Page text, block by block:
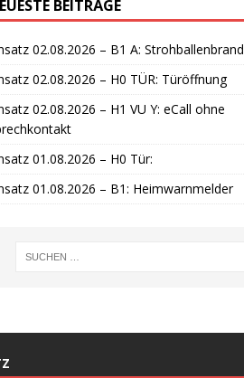
BEITRÄGE
02.08.2026 – B1 A: Strohballenbrand
02.08.2026 – H0 TÜR: Türöffnung
02.08.2026 – H1 VU Y: eCall ohne
01.08.2026 – H0 Tür:
01.08.2026 – B1: Heimwarnmelder